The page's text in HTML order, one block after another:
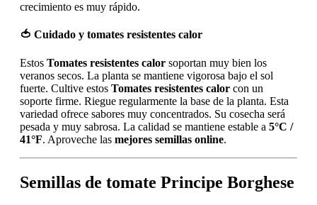
crecimiento es muy rápido.
🍅 Cuidado y tomates resistentes calor
Estos Tomates resistentes calor soportan muy bien los
veranos secos. La planta se mantiene vigorosa bajo el sol
fuerte. Cultive estos Tomates resistentes calor con un
soporte firme. Riegue regularmente la base de la planta. Esta
variedad ofrece sabores muy concentrados. Su cosecha será
pesada y muy sabrosa. La calidad se mantiene estable a 5°C /
41°F. Aproveche las mejores semillas online.
Semillas de tomate Principe Borghese